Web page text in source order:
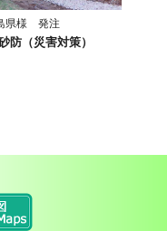
県様 発注
防（災害対策）